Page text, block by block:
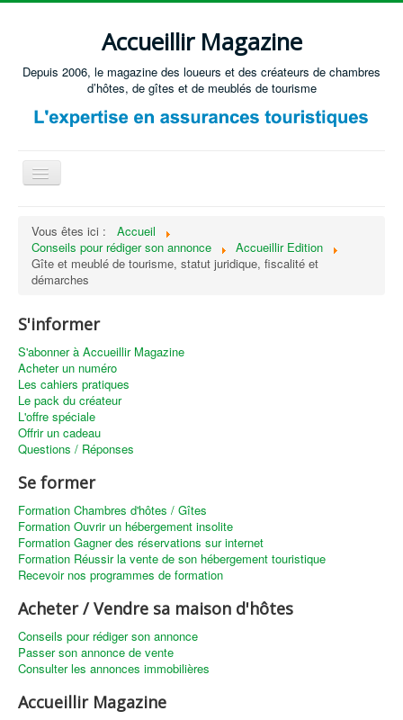
Accueillir Magazine
Depuis 2006, le magazine des loueurs et des créateurs de chambres
d’hôtes, de gîtes et de meublés de tourisme
Basculer
Créer / Ouvrir
Gérer
Recevoir les annonces immobilières / Nous contacter
Vous êtes ici :
Accueil
Conseils pour rédiger son annonce
Accueillir Edition
Gîte et meublé de tourisme, statut juridique, fiscalité et
démarches
S'informer
S'abonner à Accueillir Magazine
Acheter un numéro
Les cahiers pratiques
Le pack du créateur
L'offre spéciale
Offrir un cadeau
Questions / Réponses
Se former
Formation Chambres d'hôtes / Gîtes
Formation Ouvrir un hébergement insolite
Formation Gagner des réservations sur internet
Formation Réussir la vente de son hébergement touristique
Recevoir nos programmes de formation
Acheter / Vendre sa maison d'hôtes
Conseils pour rédiger son annonce
Passer son annonce de vente
Consulter les annonces immobilières
Accueillir Magazine